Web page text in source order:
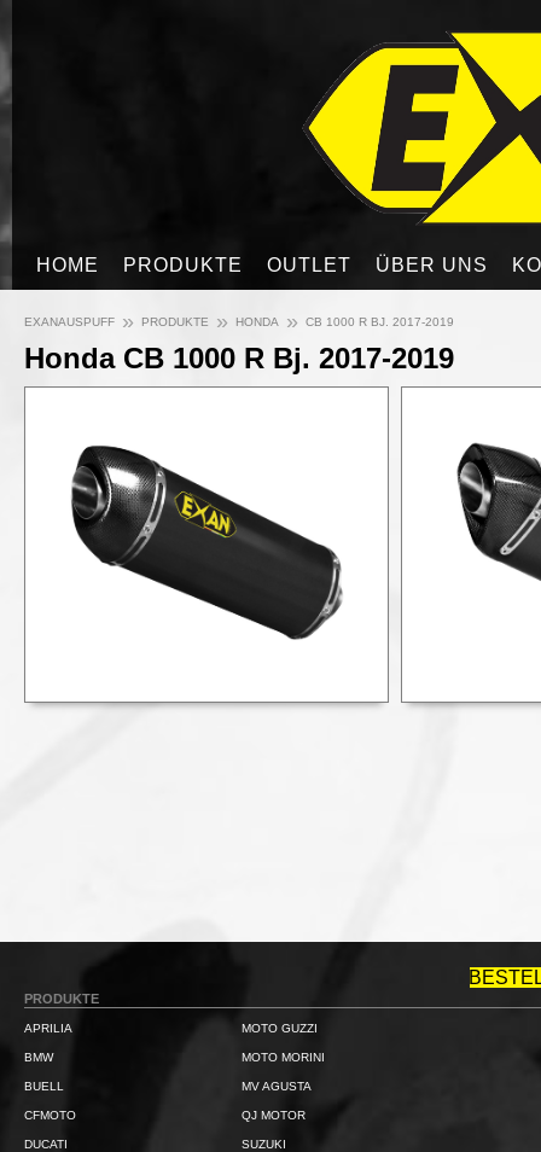
HOME PRODUKTE OUTLET ÜBER UNS
EXANAUSPUFF » PRODUKTE » HONDA » CB 1000 R BJ. 2017-2019
Honda CB 1000 R Bj. 2017-2019
PRODUKTE
APRILIA
BMW
BUELL
CFMOTO
DUCATI
MOTO GUZZI
MOTO MORINI
MV AGUSTA
QJ MOTOR
SUZUKI